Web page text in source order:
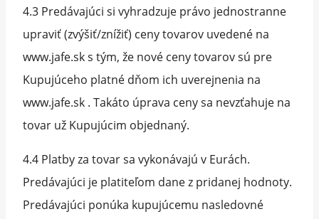
4.3 Predávajúci si vyhradzuje právo jednostranne
upraviť (zvýšiť/znížiť) ceny tovarov uvedené na
www.jafe.sk s tým, že nové ceny tovarov sú pre
Kupujúceho platné dňom ich uverejnenia na
www.jafe.sk . Takáto úprava ceny sa nevzťahuje na
tovar už Kupujúcim objednaný.
4.4 Platby za tovar sa vykonávajú v Eurách.
Predávajúci je platiteľom dane z pridanej hodnoty.
Predávajúci ponúka kupujúcemu nasledovné